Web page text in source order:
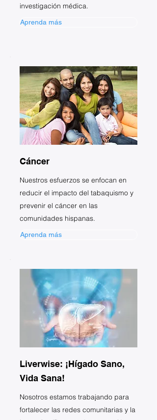
investigación médica.
Aprenda más
Cáncer
Nuestros esfuerzos se enfocan en
reducir el impacto del tabaquismo y
prevenir el cáncer en las
comunidades hispanas.
Aprenda más
Liverwise: ¡Hígado Sano,
Vida Sana!
Nosotros estamos trabajando para
fortalecer las redes comunitarias y la